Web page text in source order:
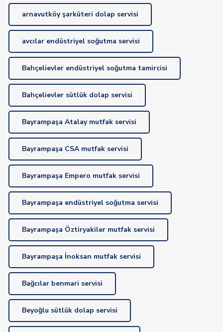
arnavutköy şarküteri dolap servisi
avcılar endüstriyel soğutma servisi
Bahçelievler endüstriyel soğutma tamircisi
Bahçelievler sütlük dolap servisi
Bayrampaşa Atalay mutfak servisi
Bayrampaşa CSA mutfak servisi
Bayrampaşa Empero mutfak servisi
Bayrampaşa endüstriyel soğutma servisi
Bayrampaşa Öztiryakiler mutfak servisi
Bayrampaşa İnoksan mutfak servisi
Bağcılar benmari servisi
Beyoğlu sütlük dolap servisi